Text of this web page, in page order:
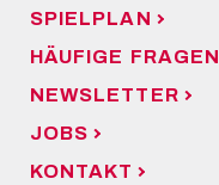
SPIELPLAN
HÄUFIGE FRAGEN
NEWSLETTER
JOBS
KONTAKT